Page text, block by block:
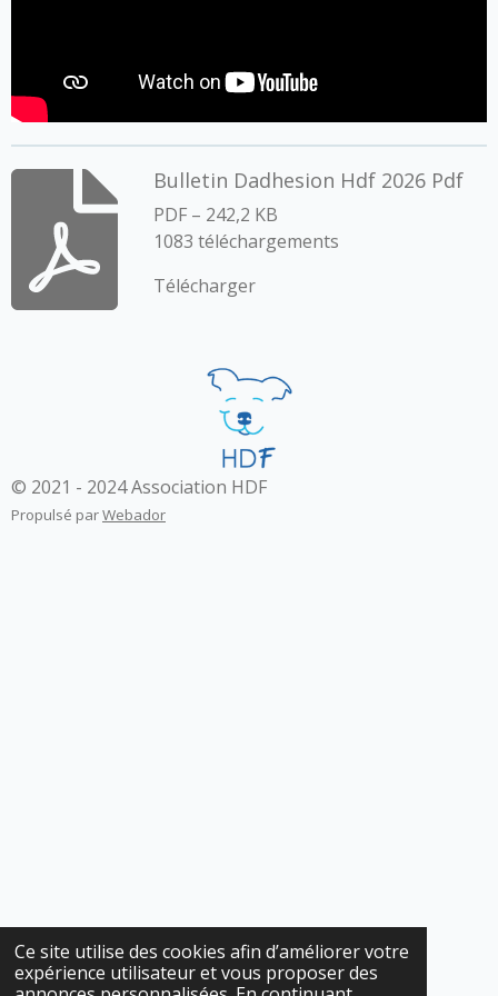
Ce site utilise des cookies afin d’améliorer votre
expérience utilisateur et vous proposer des
Bulletin Dadhesion Hdf 2026 Pdf
PDF – 242,2 KB
1083 téléchargements
Télécharger
© 2021 - 2024 Association HDF
Propulsé parWebador